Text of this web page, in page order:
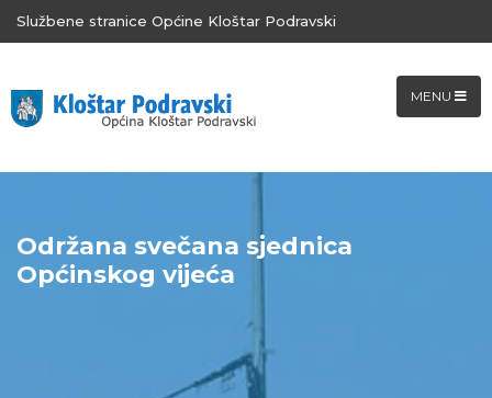
Službene stranice Općine Kloštar Podravski
MENU
Održana svečana sjednica
Općinskog vijeća